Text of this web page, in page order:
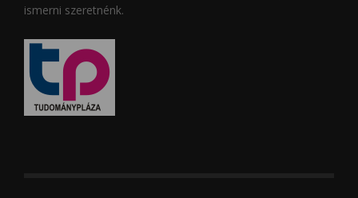
ismerni szeretnénk.